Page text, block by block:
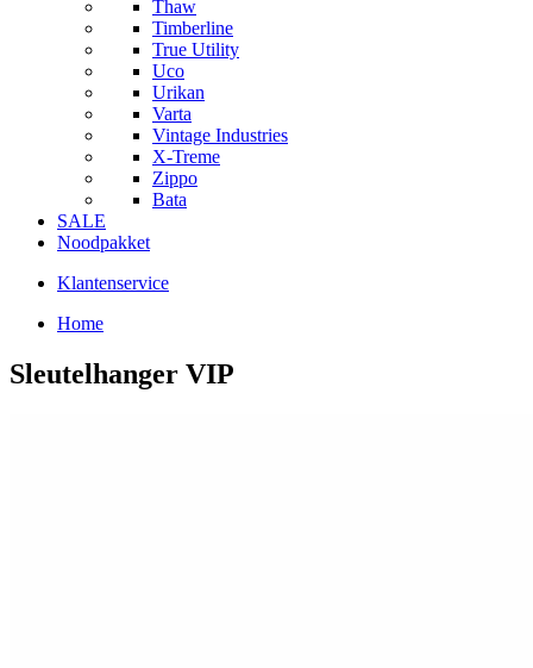
Thaw
Timberline
True Utility
Uco
Urikan
Varta
Vintage Industries
X-Treme
Zippo
Bata
SALE
Noodpakket
Klantenservice
Home
Sleutelhanger VIP